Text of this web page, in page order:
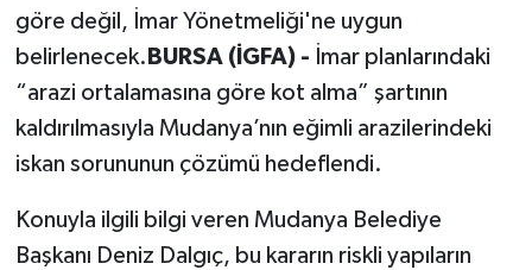
göre değil, İmar Yönetmeliği'ne uygun
belirlenecek. BURSA (İGFA) - İmar planlarındaki
“arazi ortalamasına göre kot alma” şartının
kaldırılmasıyla Mudanya’nın eğimli arazilerindeki
iskan sorununun çözümü hedeflendi.
Konuyla ilgili bilgi veren Mudanya Belediye
Başkanı Deniz Dalgıç, bu kararın riskli yapıların